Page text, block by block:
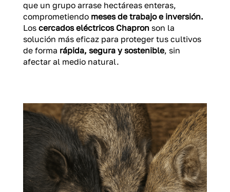
que un grupo arrase hectáreas enteras,
comprometiendo meses de trabajo e inversión.
Los cercados eléctricos Chapronson la
solución más eficaz para proteger tus cultivos
de forma rápida, segura y sostenible, sin
afectar al medio natural.